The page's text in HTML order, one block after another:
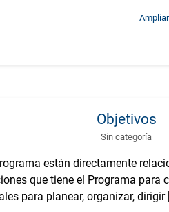
Objetivos
Sin categoría
están directamente
que tiene el Programa para
para planear, organizar, dirigir